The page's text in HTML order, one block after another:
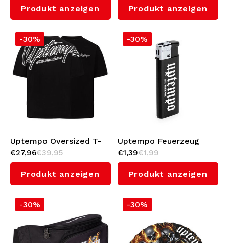
Produkt anzeigen Produkt anzeigen
-30%
Uptempo Oversized T-
shirt 'Signature' (Black)
€27,96€39,95
Produkt anzeigen
-30%
Uptempo Feuerzeug
'Essential'
€1,39€1,99
Produkt anzeigen
-30% -30%